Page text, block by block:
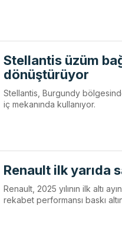
Stellantis üzüm
dönüştürüyor
Stellantis, Burgundy
iç mekanında kullanıyor.
Renault ilk yarıda
Renault, 2025 yılının ilk altı
rekabet performansı baskı